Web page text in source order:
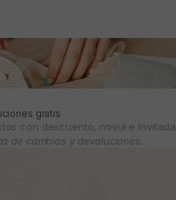
gratis
con descuento, novia e Invitada.
de cambios y devoluciones.